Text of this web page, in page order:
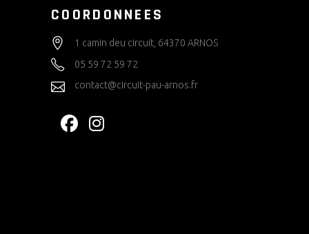
COORDONNEES
1 camin deu circuit, 64370 ARNOS
05 59 72 59 72
contact@circuit-pau-arnos.fr